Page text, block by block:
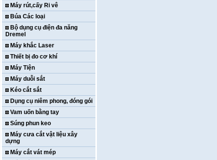
Máy rút,cấy Ri vê
Búa Các loại
Bộ dụng cụ điện đa năng
Dremel
Máy khắc Laser
Thiết bị đo cơ khí
Máy Tiện
Máy duỗi sắt
Kéo cắt sắt
Dụng cụ niêm phong, đóng gói
Vam uốn bằng tay
Súng phun keo
Máy cưa cắt vật liệu xây
dựng
Máy cắt vát mép